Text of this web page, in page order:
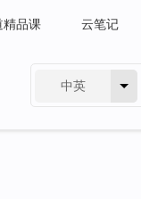
精品课 云笔记
中英